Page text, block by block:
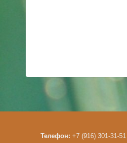
Телефон: +7 (916) 301-31-51